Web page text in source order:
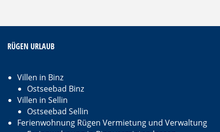
RÜGEN URLAUB
Villen in Binz
Ostseebad Binz
Villen in Sellin
Ostseebad Sellin
Ferienwohnung Rügen Vermietung und Verwaltung